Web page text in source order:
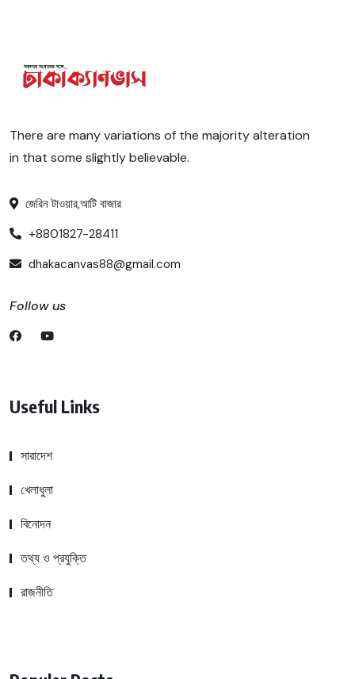
There are many variations of the majority alteration
in that some slightly believable.
জেরিন টাওয়ার,আটি বাজার
+8801827-28411
dhakacanvas88@gmail.com
Follow us
Useful Links
সারাদেশ
খেলাধুলা
বিনোদন
তথ্য ও প্রযুক্তি
রাজনীতি